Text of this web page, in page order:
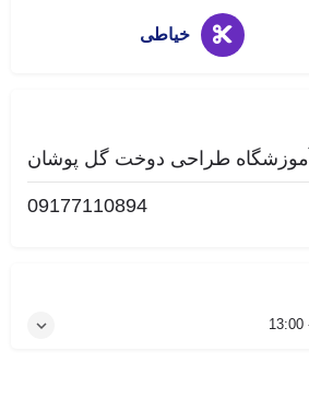
خیاطی
آموزشگاه طراحی دوخت گل پوشان
09177110894